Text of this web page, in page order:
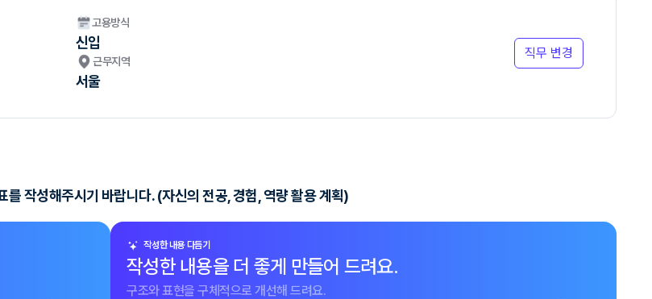
고용방식
신입
근무지역
서울
직무 변경
작성해주시기 바랍니다. (자신의 전공, 경험, 역량 활용 계획)
작성한 내용 다듬기
작성한 내용을 더 좋게 만들어 드려요.
구조와 표현을 구체적으로 개선해 드려요.